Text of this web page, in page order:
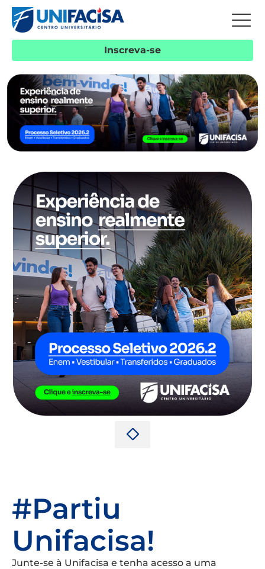
Inscreva-se
#Partiu
Unifacisa!
Junte-se à Unifacisa e tenha acesso a uma